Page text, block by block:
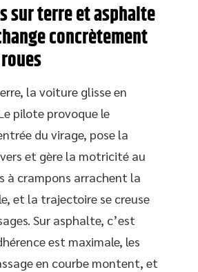
sur terre et asphalte
concrètement
la voiture glisse en
pilote provoque le
du virage, pose la
et gère la motricité au
à crampons arrachent la
et la trajectoire se creuse
Sur asphalte, c’est
est maximale, les
en courbe montent, et